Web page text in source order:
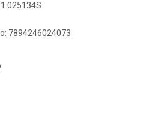
7894246024073